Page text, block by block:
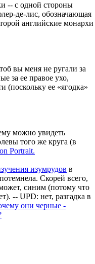
-- с одной стороны
де-лис, обозначающая
английские монархи
вы меня не ругали за
за ее правое ухо,
(поскольку ее «ягодка»
можно увидеть
того же круга (в
Portrait.
изумрудов в
Скорей всего,
синим (потому что
-- UPD: нет, разгадка в
они черные -